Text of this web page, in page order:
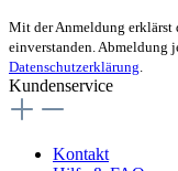
Mit der Anmeldung erklärst
einverstanden. Abmeldung
Datenschutzerklärung.
Kundenservice
Kontakt